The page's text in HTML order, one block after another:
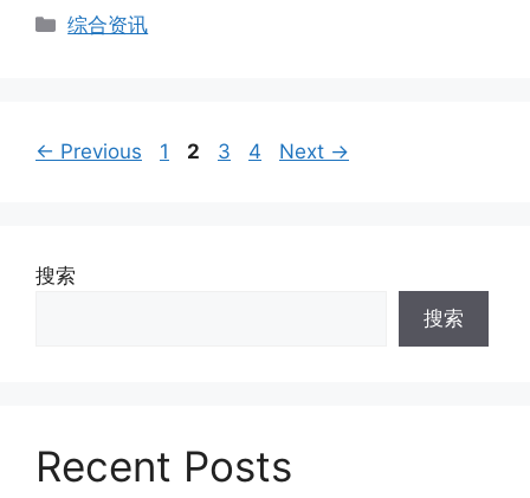
Categories
综合资讯
← Previous Page
1 Page
2 Page
3 Page
4 Next →
搜索
搜索
Recent Posts